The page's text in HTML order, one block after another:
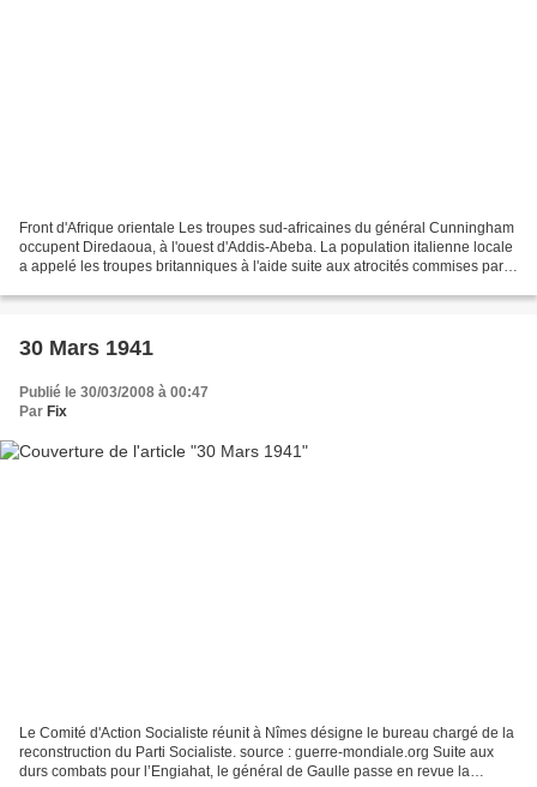
Front d'Afrique orientale Les troupes sud-africaines du général Cunningham
occupent Diredaoua, à l'ouest d'Addis-Abeba. La population italienne locale
a appelé les troupes britanniques à l'aide suite aux atrocités commises par
30 Mars 1941
Publié le 30/03/2008 à 00:47
Par Fix
Le Comité d'Action Socialiste réunit à Nîmes désigne le bureau chargé de la
reconstruction du Parti Socialiste. source : guerre-mondiale.org Suite aux
durs combats pour l’Engiahat, le général de Gaulle passe en revue la